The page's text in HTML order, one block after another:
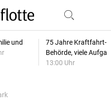
und
75 Jahre Kraftfahrt-
Behörde, viele
13:00 Uhr